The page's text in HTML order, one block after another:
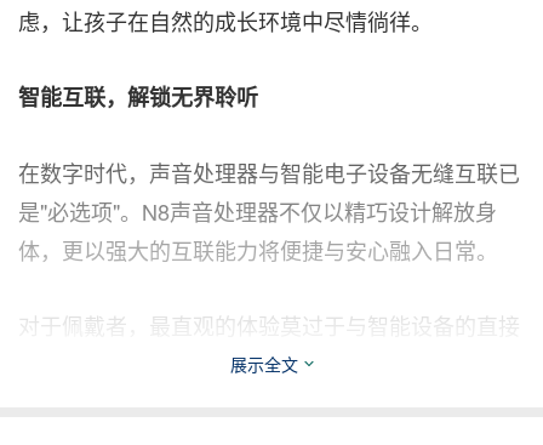
虑，让孩子在自然的成长环境中尽情徜徉。
智能互联，解锁无界聆听
在数字时代，声音处理器与智能电子设备无缝互联已
是"必选项"。N8声音处理器不仅以精巧设计解放身
体，更以强大的互联能力将便捷与安心融入日常。
对于佩戴者，最直观的体验莫过于与智能设备的直接
连接。N8声音处理器支持与兼容苹果及安卓系统智
展示全文